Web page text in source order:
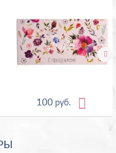
100 руб. 
